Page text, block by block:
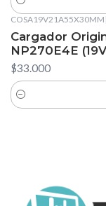
Cantidad
COSA19V21A55X30MM
Cargador
NP270E4E
$33.000
Cantidad